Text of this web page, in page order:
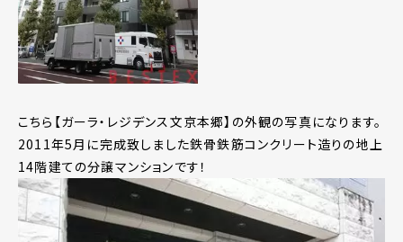
こちら【ガーラ・レジデンス文京本郷】の外観の写真になります。
2011年5月に完成致しました鉄骨鉄筋コンクリート造りの地上
14階建ての分譲マンションです！